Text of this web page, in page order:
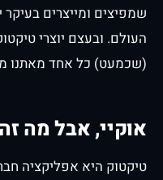
שמפיצים ומייצרים
העולם. ובעצם יוצרי
(שכמעט) כל אחד מאתנו
אוקיי, אבל מה
טיקטוק היא אפליקציה